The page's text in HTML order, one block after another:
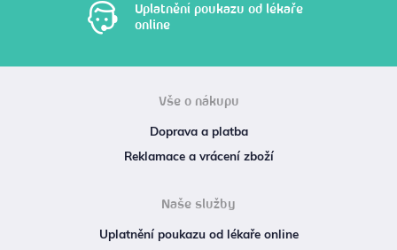
Uplatnění poukazu od lékaře
online
Vše o nákupu
Doprava a platba
Reklamace a vrácení zboží
Naše služby
Uplatnění poukazu od lékaře online